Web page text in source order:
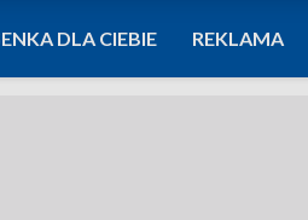
DLA CIEBIE REKLAMA